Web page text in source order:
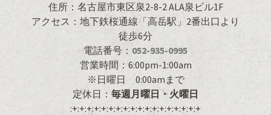
住所：名古屋市東区泉2-8-2 ALA泉ビル1F
アクセス：地下鉄桜通線「高岳駅」2番出口より
徒歩6分
電話番号： 052-935-0995
営業時間：6:00pm-1:00am
※日曜日 0:00amまで
定休日： 毎週月曜日・火曜日
:+:+:+:+:+:+:+:+:+:+:+:+:+:+:+:+:+:+